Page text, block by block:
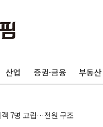
산업 증권·금융 부동산
극 환영"·野 "졸속 국정"
비상대응기구 가동
동산 규제 철폐
세우스 유성우 관측